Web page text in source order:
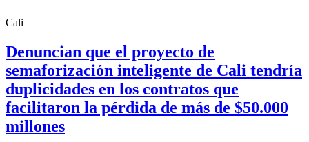
Cali
Denuncian que el proyecto de
semaforización inteligente de Cali tendría
duplicidades en los contratos que
facilitaron la pérdida de más de $50.000
millones